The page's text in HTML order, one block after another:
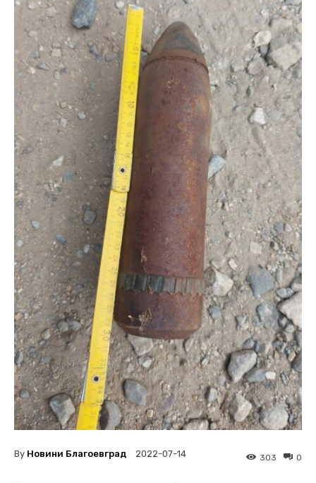
By Новини Благоевград 2022-07-14 0
303